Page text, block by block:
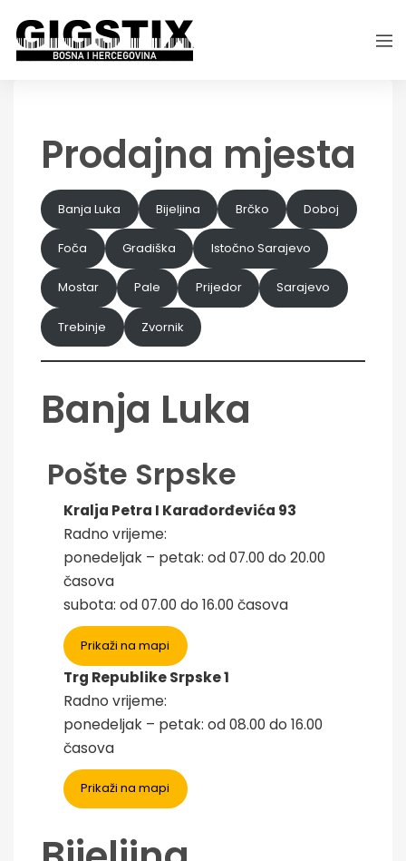
Prodajna mjesta
Banja Luka Bijeljina Brčko Doboj
Foča Gradiška Istočno Sarajevo
Mostar Pale Prijedor Sarajevo
Trebinje Zvornik
Banja Luka
Pošte Srpske
Kralja Petra I Karađorđevića 93
Radno vrijeme:
ponedeljak – petak: od 07.00 do 20.00
časova
subota: od 07.00 do 16.00 časova
Prikaži na mapi
Trg Republike Srpske 1
Radno vrijeme:
ponedeljak – petak: od 08.00 do 16.00
časova
Prikaži na mapi